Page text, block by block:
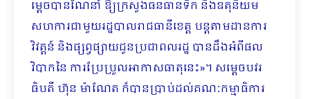
ម្តេចបានណែនាំ ឱ្យក្រសួងធនធានទឹក និងឧតុនិយម
សហការជាមួយរដ្ឋបាលរាជធានីខេត្ត បន្តតាមដានការ
វិវត្តន៍ និងផ្សព្វផ្សាយជូនប្រជាពលរដ្ឋ បានដឹងអំពីផល
វិបាកនៃ ការប្រែប្រួលអាកាសធាតុនេះ»។ សម្តេចបវរ
ធិបតី ហ៊ុន ម៉ាណែត ក៏បានប្រាប់ដល់គណៈកម្មាធិការ